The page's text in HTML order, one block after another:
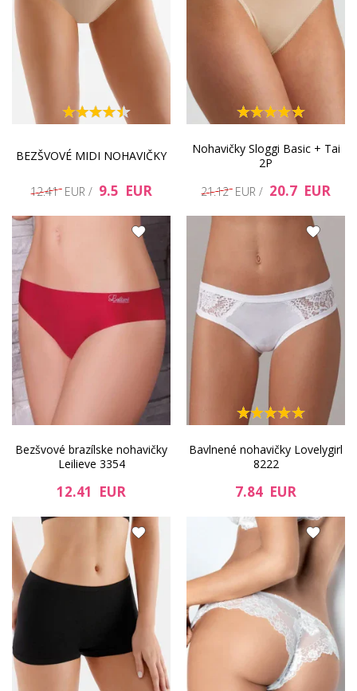
BEZŠVOVÉ MIDI NOHAVIČKY
12.41 EUR / 9.5 EUR
Nohavičky Sloggi Basic + Tai
2P
21.12 EUR / 20.7 EUR
Bezšvové brazílske nohavičky
Leilieve 3354
12.41 EUR
Bavlnené nohavičky Lovelygirl
8222
7.84 EUR